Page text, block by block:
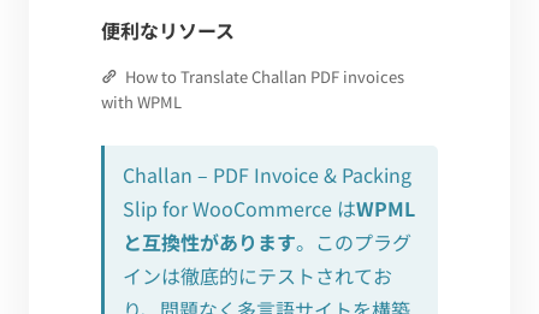
便利なリソース
How to Translate Challan PDF invoices
with WPML
Challan – PDF Invoice & Packing
Slip for WooCommerce はWPML
と互換性があります。このプラグ
インは徹底的にテストされてお